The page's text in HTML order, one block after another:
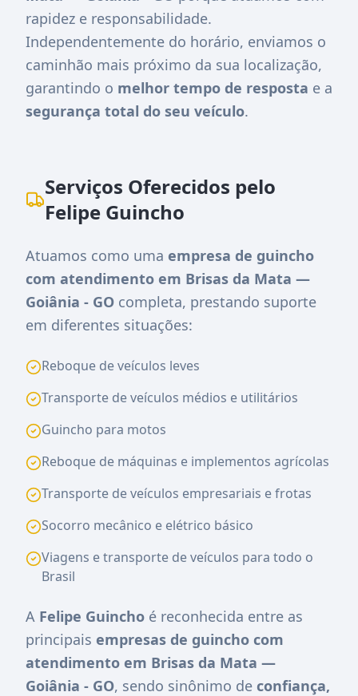
rapidez e responsabilidade.
Independentemente do horário, enviamos o
caminhão mais próximo da sua localização,
garantindo o melhor tempo de resposta e a
segurança total do seu veículo.
Serviços Oferecidos pelo
Felipe Guincho
Atuamos como uma empresa de guincho
com atendimento em Brisas da Mata —
Goiânia - GO completa, prestando suporte
em diferentes situações:
Reboque de veículos leves
Transporte de veículos médios e utilitários
Guincho para motos
Reboque de máquinas e implementos agrícolas
Transporte de veículos empresariais e frotas
Socorro mecânico e elétrico básico
Viagens e transporte de veículos para todo o
Brasil
A Felipe Guincho é reconhecida entre as
principais empresas de guincho com
atendimento em Brisas da Mata —
Goiânia - GO, sendo sinônimo de confiança,